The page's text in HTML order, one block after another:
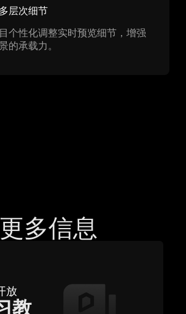
层次细节
个性化调整实时预览细节，增强
的承载力。
更多信息
放
教